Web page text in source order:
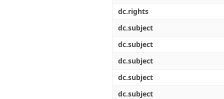
dc.rights
dc.subject
dc.subject
dc.subject
dc.subject
dc.subject